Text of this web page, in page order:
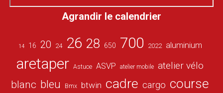
Agrandir le calendrier
14 16 20 24 26 28 650 700 2022 aluminium
aretaper Astuce ASVP atelier mobile atelier vélo
blanc bleu Bmx btwin cadre cargo course